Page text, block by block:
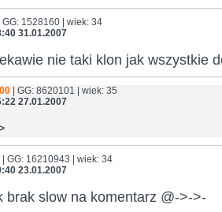
1528160 | wiek: 34
31.01.2007
nie taki klon jak wszystkie
| GG: 8620101 | wiek: 35
27.01.2007
| GG: 16210943 | wiek: 34
23.01.2007
brak slow na komentarz @->->-